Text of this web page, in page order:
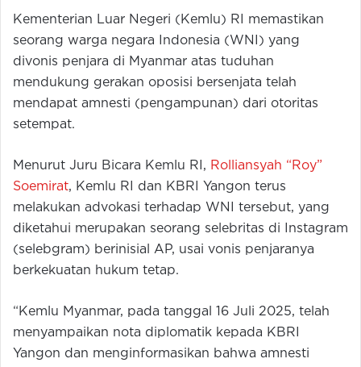
Kementerian Luar Negeri (Kemlu) RI memastikan
seorang warga negara Indonesia (WNI) yang
divonis penjara di Myanmar atas tuduhan
mendukung gerakan oposisi bersenjata telah
mendapat amnesti (pengampunan) dari otoritas
setempat.
Menurut Juru Bicara Kemlu RI, Rolliansyah “Roy”
Soemirat, Kemlu RI dan KBRI Yangon terus
melakukan advokasi terhadap WNI tersebut, yang
diketahui merupakan seorang selebritas di Instagram
(selebgram) berinisial AP, usai vonis penjaranya
berkekuatan hukum tetap.
“Kemlu Myanmar, pada tanggal 16 Juli 2025, telah
menyampaikan nota diplomatik kepada KBRI
Yangon dan menginformasikan bahwa amnesti